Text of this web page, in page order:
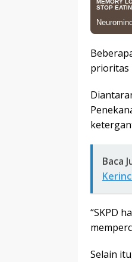
prioritas
Baca
“SKPD
Selain